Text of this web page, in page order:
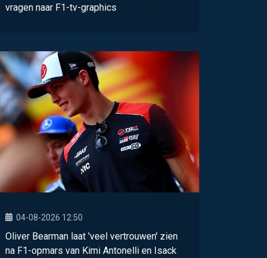
vragen naar F1-tv-graphics
04-08-2026 12:50
Oliver Bearman laat 'veel vertrouwen' zien
na F1-opmars van Kimi Antonelli en Isack